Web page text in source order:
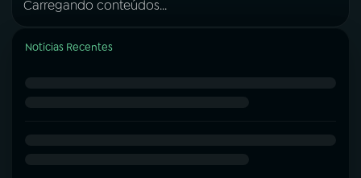
Carregando conteúdos...
Notícias Recentes